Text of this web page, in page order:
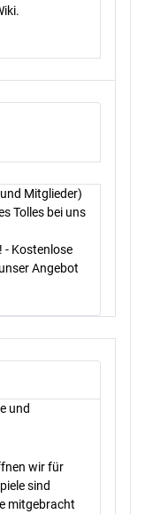
Mitglieder)
Tolles bei uns
- Kostenlose
Angebot
und
wir für
sind
mitgebracht